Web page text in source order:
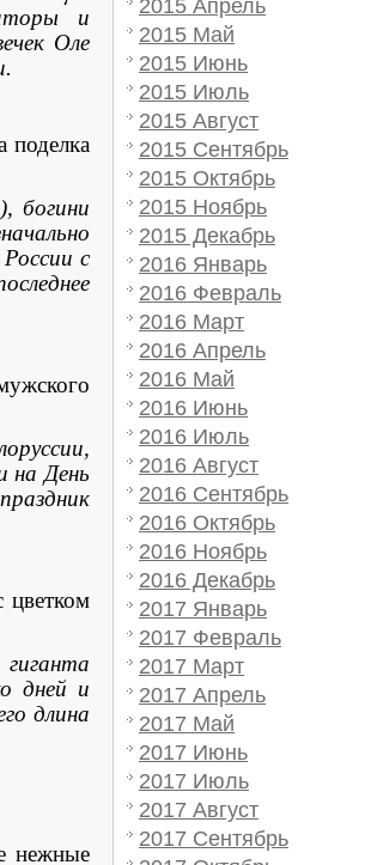
и
Оле
поделка
богини
с
на День
цветком
дней и
длина
нежные
2015 Апрель
2015 Май
2015 Июнь
2015 Июль
2015 Август
2015 Сентябрь
2015 Октябрь
2015 Ноябрь
2015 Декабрь
2016 Январь
2016 Февраль
2016 Март
2016 Апрель
2016 Май
2016 Июнь
2016 Июль
2016 Август
2016 Сентябрь
2016 Октябрь
2016 Ноябрь
2016 Декабрь
2017 Январь
2017 Февраль
2017 Март
2017 Апрель
2017 Май
2017 Июнь
2017 Июль
2017 Август
2017 Сентябрь